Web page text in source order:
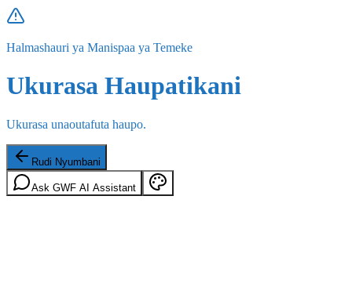
Halmashauri ya Manispaa ya Temeke
Ukurasa Haupatikani
Ukurasa unaoutafuta haupo.
Rudi Nyumbani
Ask GWF AI Assistant